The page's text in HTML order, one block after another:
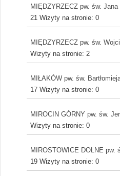
MIĘDZYRZECZ pw. św.
21 Wizyty na stronie: 0
MIĘDZYRZECZ pw. św.
Wizyty na stronie: 2
MIŁAKÓW pw. św.
17 Wizyty na stronie: 0
MIROCIN GÓRNY pw. św.
Wizyty na stronie: 0
MIROSTOWICE DOLNE pw.
19 Wizyty na stronie: 0